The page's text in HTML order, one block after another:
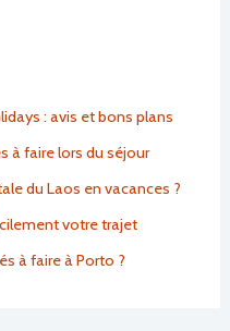
: avis et bons plans
à faire lors du séjour
du Laos en vacances ?
votre trajet
à faire à Porto ?